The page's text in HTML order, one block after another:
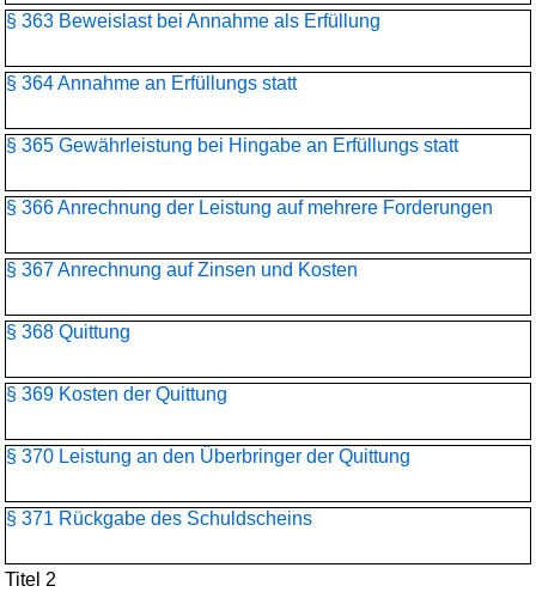
§ 363 Beweislast bei Annahme als Erfüllung
§ 364 Annahme an Erfüllungs statt
§ 365 Gewährleistung bei Hingabe an Erfüllungs statt
§ 366 Anrechnung der Leistung auf mehrere Forderungen
§ 367 Anrechnung auf Zinsen und Kosten
§ 368 Quittung
§ 369 Kosten der Quittung
§ 370 Leistung an den Überbringer der Quittung
§ 371 Rückgabe des Schuldscheins
Titel 2